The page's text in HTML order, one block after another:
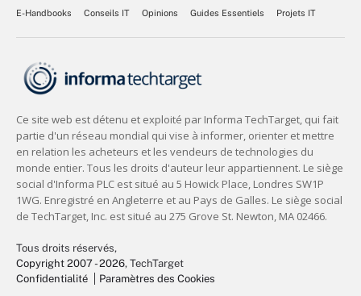
E-Handbooks Conseils IT Opinions Guides Essentiels Projets IT
Tous droits réservés,
Copyright 2007 - 2026, TechTarget
Confidentialité
Paramètres des Cookies